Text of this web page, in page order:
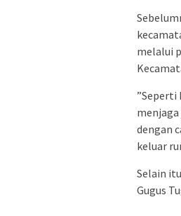
melalui
”Seperti
dengan
keluar
Selain
Gugus